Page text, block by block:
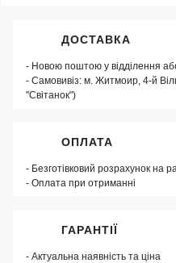
ДОСТАВКА
- Новою поштою у відділення
- Самовивіз: м. Житмоир, 4-й
"Світанок")
ОПЛАТА
- Безготівковий розрахунок на
- Оплата при отриманні
ГАРАНТІЇ
- Актуальна наявність та ціна